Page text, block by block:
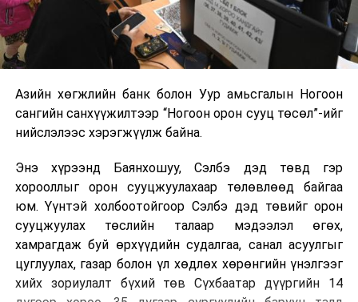
Азийн хөгжлийн банк болон Уур амьсгалын Ногоон
сангийн санхүүжилтээр “Ногоон орон сууц төсөл”-ийг
нийслэлээс хэрэгжүүлж байна.
Энэ хүрээнд Баянхошуу, Сэлбэ дэд төвд гэр
хорооллыг орон сууцжуулахаар төлөвлөөд байгаа
юм. Үүнтэй холбоотойгоор Сэлбэ дэд төвийг орон
сууцжуулах төслийн талаар мэдээлэл өгөх,
хамрагдаж буй өрхүүдийн судалгаа, санал асуулгыг
цуглуулах, газар болон үл хөдлөх хөрөнгийн үнэлгээг
хийх зориулалт бүхий төв Сүхбаатар дүүргийн 14